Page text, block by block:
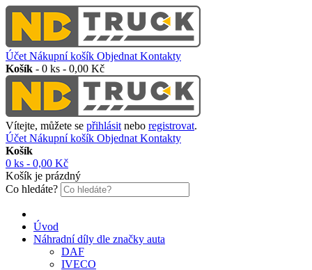
Účet Nákupní košík Objednat Kontakty
Košík - 0 ks - 0,00 Kč
Vítejte, můžete se přihlásit nebo registrovat.
Účet Nákupní košík Objednat Kontakty
Košík
0 ks - 0,00 Kč
Košík je prázdný
Co hledáte?
Úvod
Náhradní díly dle značky auta
DAF
IVECO